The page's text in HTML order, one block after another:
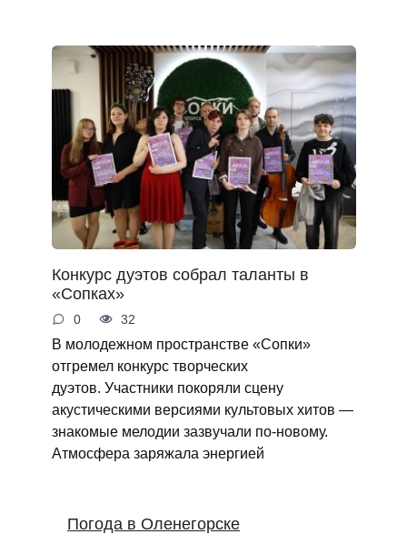
Конкурс дуэтов собрал таланты в
«Сопках»
0 32
В молодежном пространстве «Сопки»
отгремел конкурс творческих
дуэтов. Участники покоряли сцену
акустическими версиями культовых хитов —
знакомые мелодии зазвучали по‑новому.
Атмосфера заряжала энергией
Погода в Оленегорске